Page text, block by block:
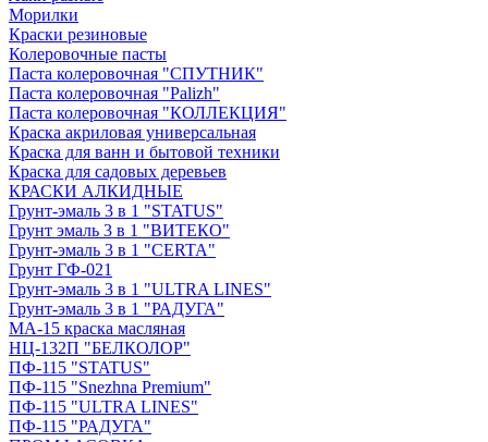
Морилки
Краски резиновые
Колеровочные пасты
Паста колеровочная "СПУТНИК"
Паста колеровочная "Palizh"
Паста колеровочная "КОЛЛЕКЦИЯ"
Краска акриловая универсальная
Краска для ванн и бытовой техники
Краска для садовых деревьев
КРАСКИ АЛКИДНЫЕ
Грунт-эмаль 3 в 1 "STATUS"
Грунт эмаль 3 в 1 "ВИТЕКО"
Грунт-эмаль 3 в 1 "CERTA"
Грунт ГФ-021
Грунт-эмаль 3 в 1 "ULTRA LINES"
Грунт-эмаль 3 в 1 "РАДУГА"
МА-15 краска масляная
НЦ-132П "БЕЛКОЛОР"
ПФ-115 "STATUS"
ПФ-115 "Snezhna Premium"
ПФ-115 "ULTRA LINES"
ПФ-115 "РАДУГА"